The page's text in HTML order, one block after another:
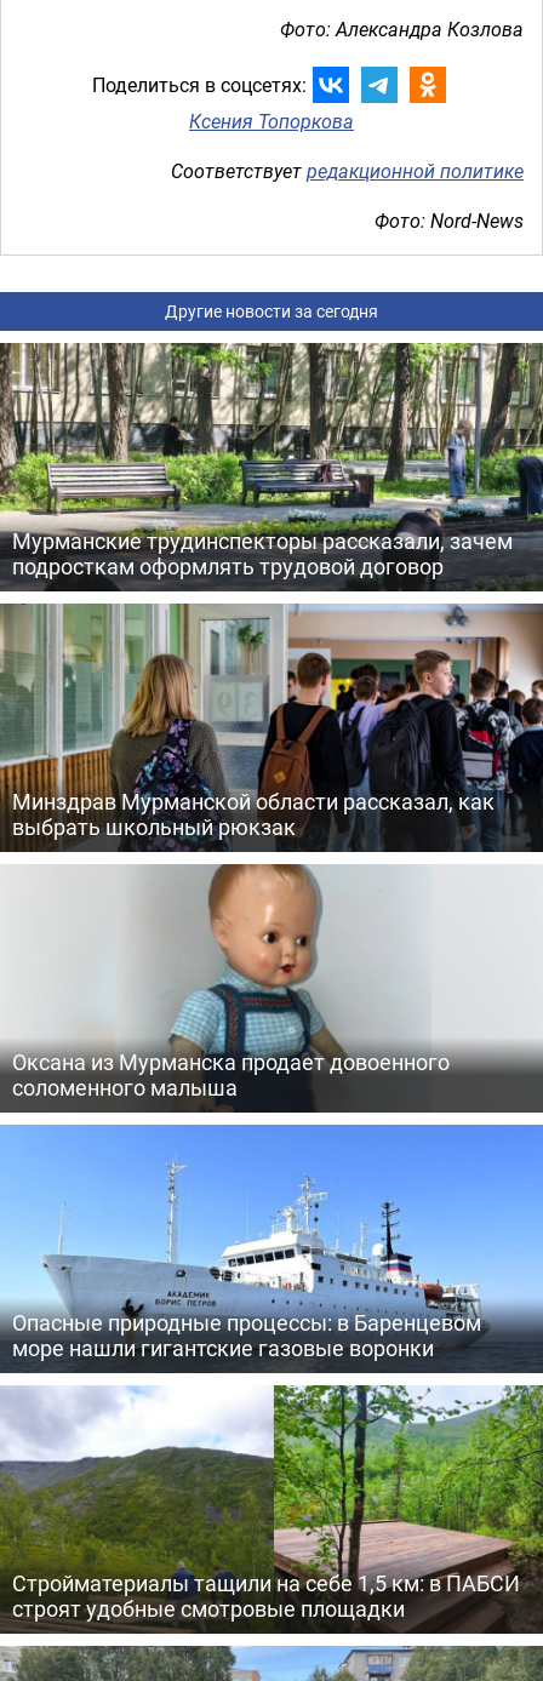
Фото: Александра Козлова
Поделиться в соцсетях:
Ксения Топоркова
Соответствуетредакционной политике
Фото: Nord-News
Другие новости за сегодня
Мурманские трудинспекторы рассказали, зачем
подросткам оформлять трудовой договор
Минздрав Мурманской области рассказал, как
выбрать школьный рюкзак
Оксана из Мурманска продает довоенного
соломенного малыша
Опасные природные процессы: в Баренцевом
море нашли гигантские газовые воронки
Стройматериалы тащили на себе 1,5 км: в ПАБСИ
строят удобные смотровые площадки